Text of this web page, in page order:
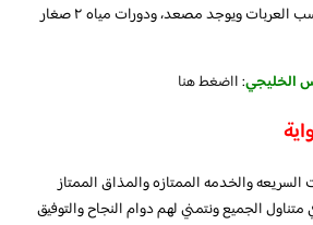
جداً للانتظار، المدخل يناسب العربات ويوجد مصعد، ودورات مياه ٢ صغار
الخليجي: ااضغط هنا
والخدمه الممتازه والمذاق الممتاز
متناول الجميع ونتمني لهم دوام النجاح والتوفيق